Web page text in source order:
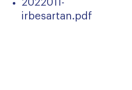
2022011-
irbesartan.pdf